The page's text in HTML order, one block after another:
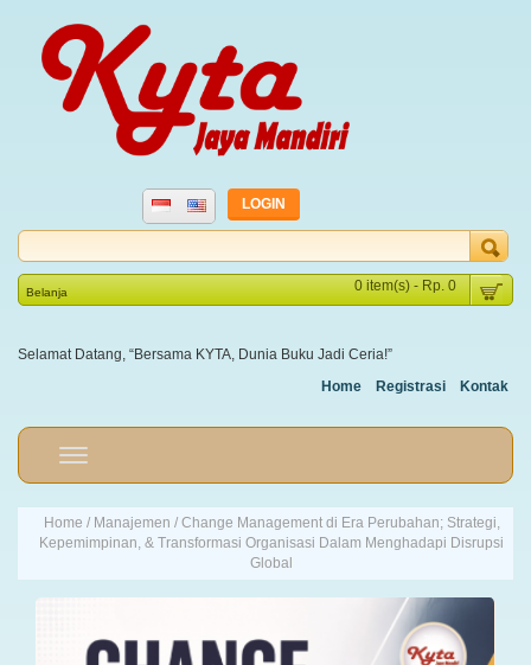
LOGIN
Belanja 0 item(s) - Rp. 0
Selamat Datang, “Bersama KYTA, Dunia Buku Jadi Ceria!”
Home
Registrasi Kontak
Home / Manajemen / Change Management di Era Perubahan; Strategi,
Kepemimpinan, & Transformasi Organisasi Dalam Menghadapi Disrupsi
Global